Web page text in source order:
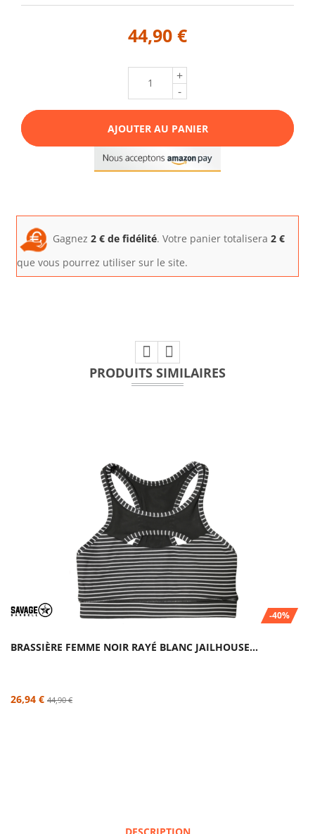
44,90 €
+
-
AJOUTER AU PANIER
Gagnez 2 € de fidélité. Votre panier totalisera 2 €
que vous pourrez utiliser sur le site.
PRODUITS SIMILAIRES
-40%
BRASSIÈRE FEMME NOIR RAYÉ BLANC JAILHOUSE...
26,94 € 44,90 €